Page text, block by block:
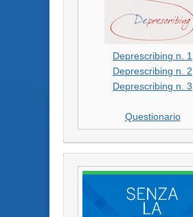
Deprescribing n. 1
Deprescribing n. 2
Deprescribing n. 3
Questionario